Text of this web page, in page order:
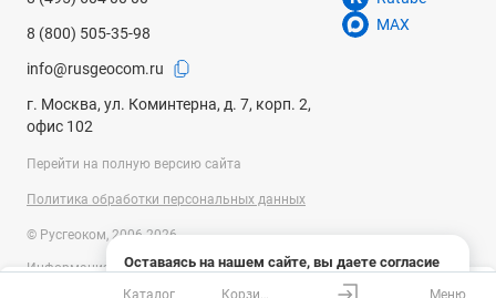
Оставаясь на нашем сайте, вы даете согласие
на использование файлов cookies и сбор данных
8 (800) 505-35-98
info@rusgeocom.ru
г. Москва, ул. Коминтерна, д. 7, корп. 2,
офис 102
MAX
Перейти на полную версию сайта
Политика обработки персональных данных
© Русгеоком, 2006-2026
Информация на сайте носит справочный характер и не является
публичной офертой, определяемой положениями Статьи 437
Каталог Меню